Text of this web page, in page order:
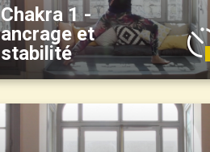
Chakra 1 -
ancrage et
stabilité